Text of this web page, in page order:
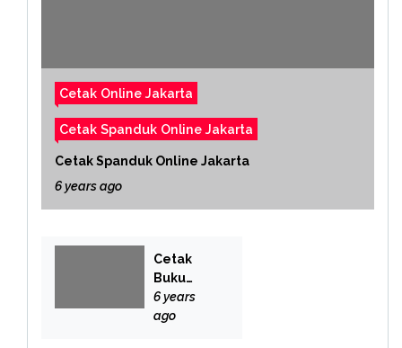
Cetak Online Jakarta
Cetak Spanduk Online Jakarta
Cetak Spanduk Online Jakarta
6 years ago
Cetak
Buku
Yasin
Online
6 years
ago